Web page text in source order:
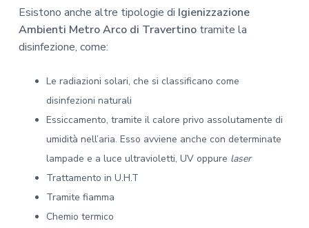
Esistono anche altre tipologie di Igienizzazione
Ambienti Metro Arco di Travertinotramite la
disinfezione, come:
Le radiazioni solari, che si classificano come
disinfezioni naturali
Essiccamento, tramite il calore privo assolutamente di
umidità nell’aria. Esso avviene anche con determinate
lampade e a luce ultravioletti, UV oppure laser
Trattamento in U.H.T
Tramite fiamma
Chemio termico